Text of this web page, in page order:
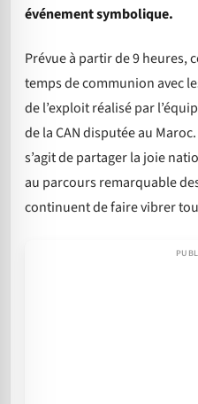
événement symbolique.
Prévue à partir de 9 heures,
temps de communion avec
de l’exploit réalisé par
de la CAN disputée au
s’agit de partager la joie
au parcours remarquable
continuent de faire vibrer